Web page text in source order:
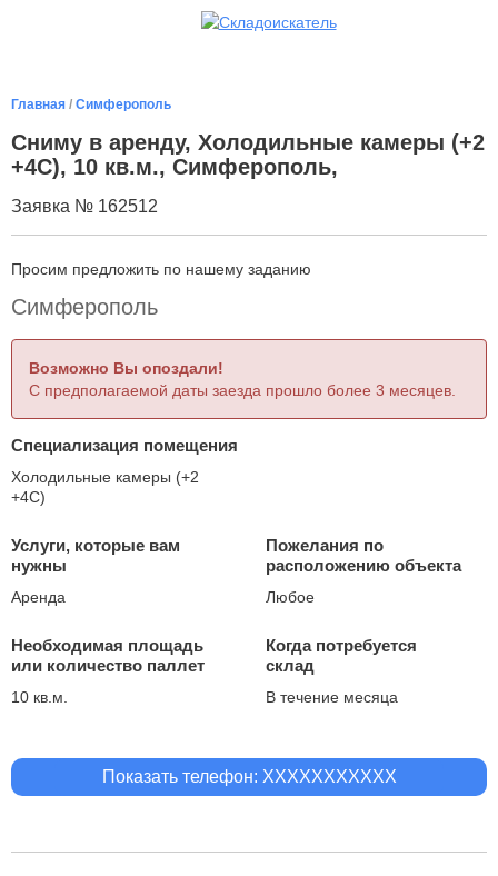
Главная / Симферополь
Сниму в аренду, Холодильные камеры (+2
+4С), 10 кв.м., Симферополь,
Заявка № 162512
Просим предложить по нашему заданию
Симферополь
Возможно Вы опоздали!
С предполагаемой даты заезда прошло более 3 месяцев.
Специализация помещения
Холодильные камеры (+2
+4С)
Услуги, которые вам
нужны
Аренда
Необходимая площадь
или количество паллет
10 кв.м.
Пожелания по
расположению объекта
Любое
Когда потребуется
склад
В течение месяца
Показать телефон: XXXXXXXXXXX